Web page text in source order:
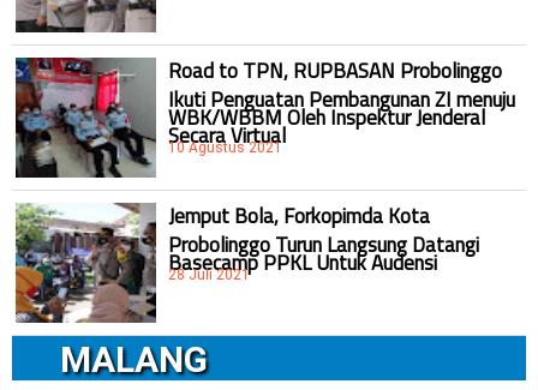
Road to TPN, RUPBASAN Probolinggo
Ikuti Penguatan Pembangunan ZI menuju
WBK/WBBM Oleh Inspektur Jenderal
Secara Virtual
10 Agustus 2021
Jemput Bola, Forkopimda Kota
Probolinggo Turun Langsung Datangi
Basecamp PPKL Untuk Audensi
28 Juli 2021
MALANG